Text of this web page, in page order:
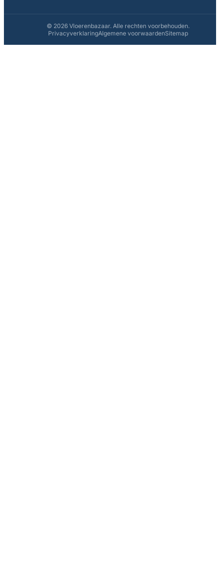
© 2026 Vloerenbazaar. Alle rechten voorbehouden.
PrivacyverklaringAlgemene voorwaardenSitemap